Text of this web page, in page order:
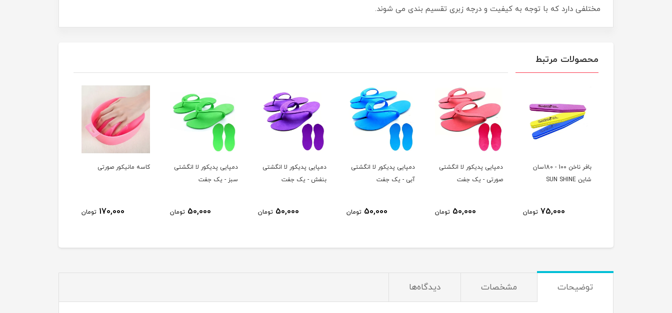
مختلفی دارد که با توجه به کیفیت و درجه زبری تقسیم بندی می شوند.
محصولات مرتبط
بافر ناخن 100 - 180سان
شاین SUN SHINE
75,000 تومان
دمپایی پدیکور لا انگشتی
صورتی - یک جفت
50,000 تومان
دمپایی پدیکور لا انگشتی
آبی - یک جفت
50,000 تومان
دمپایی پدیکور لا انگشتی
بنفش - یک جفت
50,000 تومان
دمپایی پدیکور لا انگشتی
سبز - یک جفت
50,000 تومان
کاسه مانیکور صورتی
170,000 تومان
توضیحات مشخصات دیدگاه‌ها